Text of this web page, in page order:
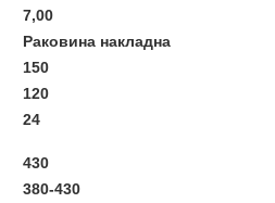
7,00
Раковина накладна
150
120
24
430
380-430